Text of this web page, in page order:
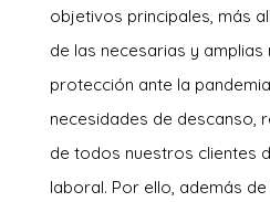
objetivos principales, más
de las necesarias y amplias
protección ante la
necesidades de descanso,
de todos nuestros clientes
laboral. Por ello, además